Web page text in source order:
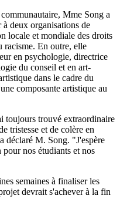
Mme Song a
deux organisations de
locale et mondiale des droits
racisme. En outre, elle
en psychologie, directrice
du conseil et en art-
dans le cadre du
composante artistique au
toujours trouvé extraordinaire
tristesse et de colère en
déclaré M. Song. "J'espère
pour nos étudiants et nos
semaines à finaliser les
devrait s'achever à la fin